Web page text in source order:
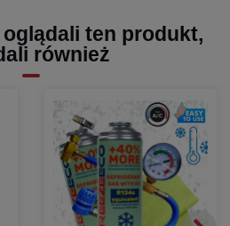
ten produkt,
również